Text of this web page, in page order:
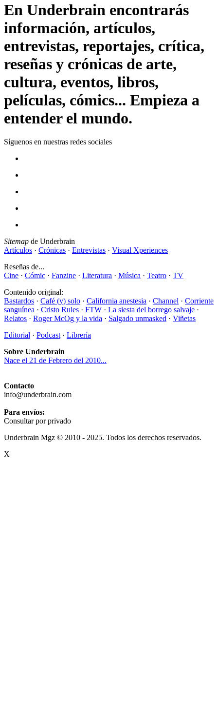
En Underbrain encontrarás
información, artículos,
entrevistas, reportajes, crítica,
reseñas y crónicas de arte,
cultura, eventos, libros,
películas, cómics... Empieza a
entender el mundo.
Síguenos en nuestras redes sociales
Sitemap de Underbrain
Artículos · Crónicas · Entrevistas · Visual Xperiences
Reseñas de...
Cine · Cómic · Fanzine · Literatura · Música · Teatro · TV
Contenido original:
Bastardos · Café (y) solo · California anestesia · Channel · Corriente
sanguínea · Cristo Rules · FTW · La siesta del borrego salvaje ·
Relatos · Roger McOg y la vida · Salgado unmasked · Viñetas
Editorial · Podcast · Librería
Sobre Underbrain
Nace el 21 de Febrero del 2010...
Contacto
info@underbrain.com
Para envíos:
Consultar por privado
Underbrain Mgz © 2010 - 2025. Todos los derechos reservados.
X